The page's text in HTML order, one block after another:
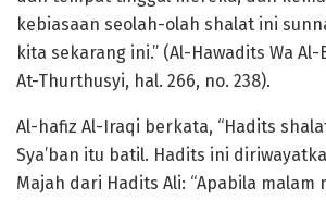
kebiasaan seolah-olah shalat ini
kita sekarang ini.” (Al-Hawadits Wa Al-
At-Thurthusyi, hal. 266, no. 238).
Al-hafiz Al-Iraqi berkata, “Hadits
Sya’ban itu batil. Hadits ini
Majah dari Hadits Ali: “Apabila malam